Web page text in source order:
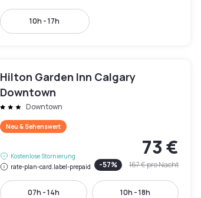
10h - 17h
Hilton Garden Inn Calgary
Downtown
Downtown
Neu & Sehenswert
Kostenlose Stornierung
rate-plan-card.label-prepaid
73 €
-57% 167 €pro Nacht
07h - 14h 10h - 18h